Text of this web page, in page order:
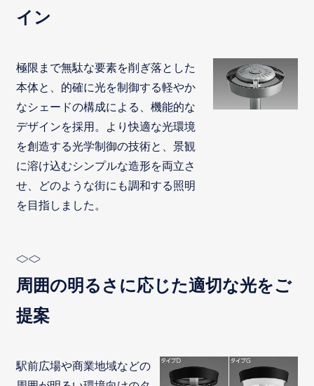
イン
極限まで無駄な要素を削ぎ落とした
本体と、的確に光を制御する軽やか
なシェードの構成による、機能的な
デザインを採用。より快適な光環境
を創造する光学制御の技術と、景観
に溶け込むシンプルな造形を両立さ
せ、どのような街にも調和する照明
を目指しました。
周囲の明るさに応じた適切な光をご
提案
駅前広場や商業地域などの